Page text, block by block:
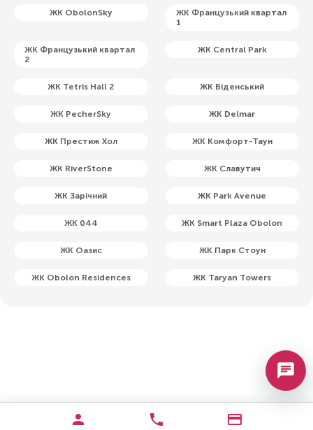
ЖК ObolonSky
ЖК Французький квартал
1
ЖК Французький квартал
2
ЖК Central Park
ЖК Tetris Hall 2 ЖК Віденський
ЖК PecherSky ЖК Delmar
ЖК Престиж Хол ЖК Комфорт-Таун
ЖК RiverStone ЖК Славутич
ЖК Зарічний ЖК Park Avenue
ЖК 044 ЖК Smart Plaza Obolon
ЖК Оазис ЖК Парк Стоун
ЖК Obolon Residences ЖК Taryan Towers
person phone credit_card
chat